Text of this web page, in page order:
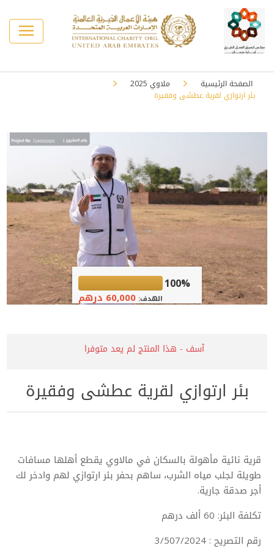
الصفحة الرئيسية
ملاوي 2025
بئر ارتوازي لقرية عطشى وفقيرة
100%
الهدف:60,000 درهم
آسف - هذا المنتج لم يعد متوفرا
بئر ارتوازي لقرية عطشى وفقيرة
قرية نائية مأهولة بالسكان في مالاوي يقطع أهلها مسافات
طويلة لجلب مياه الشرب، ساهم بحفر بئر ارتوازي لهم وادخر لك
أجر صدقة جارية.
تكلفة البئر: 60 ألف درهم
رقم التصريح : 3/507/2024